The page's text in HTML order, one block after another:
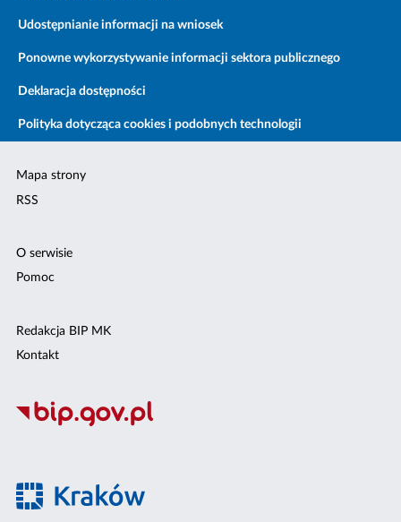
Udostępnianie informacji na wniosek
Ponowne wykorzystywanie informacji sektora publicznego
Deklaracja dostępności
Polityka dotycząca cookies i podobnych technologii
Mapa strony
RSS
O serwisie
Pomoc
Redakcja BIP MK
Kontakt